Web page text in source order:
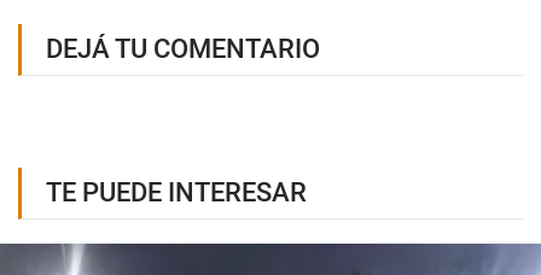
DEJÁ TU COMENTARIO
TE PUEDE INTERESAR